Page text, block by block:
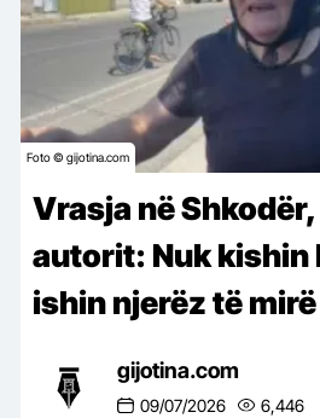
Foto © gijotina.com
Vrasja në
autorit: Nuk kishin
ishin njerëz të mirë
gijotina.com
09/07/2026 6,446